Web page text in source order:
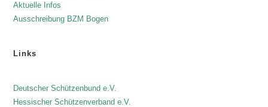
Aktuelle Infos
Ausschreibung BZM Bogen
Links
Deutscher Schützenbund e.V.
Hessischer Schützenverband e.V.